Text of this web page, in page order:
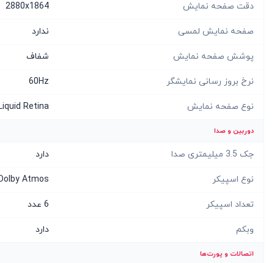
دقت صفحه نمایش 2880x1864
صفحه نمایش لمسی ندارد
پوشش صفحه نمایش شفاف
نرخ بروز رسانی نمایشگر 60Hz
نوع صفحه نمایش Retina
دوربین و صدا
جک 3.5 میلیمتری صدا دارد
نوع اسپیکر Atmos
تعداد اسپیکر 6 عدد
وبکم دارد
اتصالات و پورت‌ها